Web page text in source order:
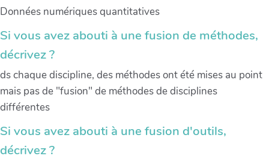
Données numériques quantitatives
Si vous avez abouti à une fusion de méthodes,
décrivez ?
ds chaque discipline, des méthodes ont été mises au point
mais pas de "fusion" de méthodes de disciplines
différentes
Si vous avez abouti à une fusion d'outils,
décrivez ?